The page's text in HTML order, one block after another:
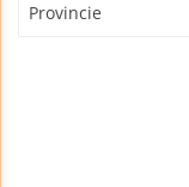
Provincie